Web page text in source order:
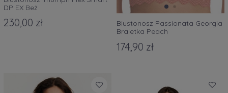
DP EX Beż
230,00 zł
Biustonosz Passionata Georgia
Braletka Peach
174,90 zł